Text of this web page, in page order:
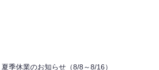
夏季休業のお知らせ（8/8～8/16）